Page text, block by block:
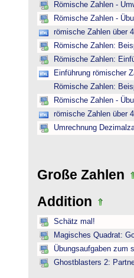
Römische Zahlen -
Römische Zahlen -
römische Zahlen über
Römische Zahlen:
Römische Zahlen:
Einführung römischer
Römische Zahlen:
Römische Zahlen -
römische Zahlen über
Umrechnung
Große Zahlen
Addition
Schätz mal!
Magisches Quadrat:
Übungsaufgaben zum
Ghostblasters 2: